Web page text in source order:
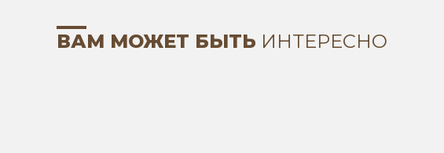
ВАМ МОЖЕТ БЫТЬ ИНТЕРЕСНО